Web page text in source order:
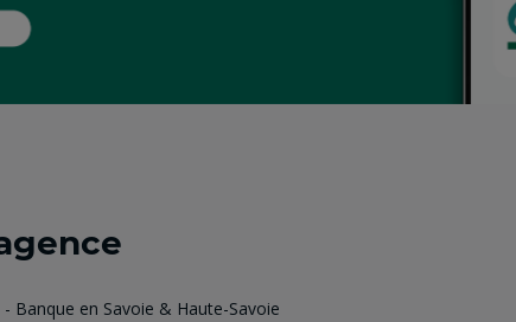
Banque en Savoie & Haute-Savoie